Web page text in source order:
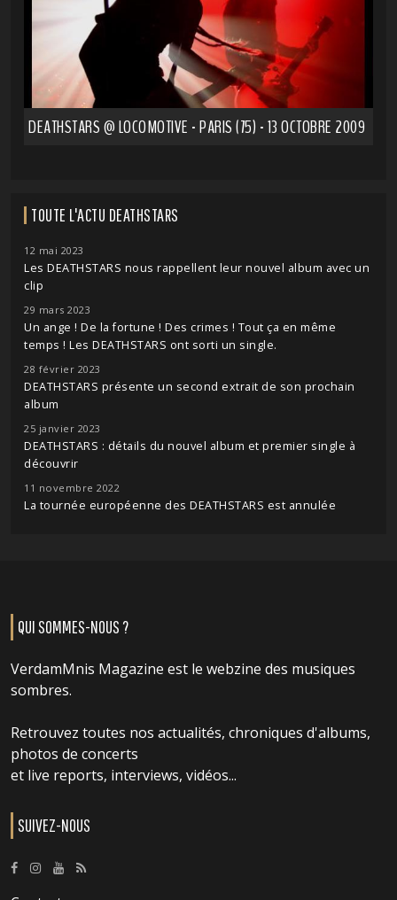
DEATHSTARS @ LOCOMOTIVE - PARIS (75) - 13 OCTOBRE 2009
TOUTE L'ACTU DEATHSTARS
12 mai 2023
Les DEATHSTARS nous rappellent leur nouvel album avec un
clip
29 mars 2023
Un ange ! De la fortune ! Des crimes ! Tout ça en même
temps ! Les DEATHSTARS ont sorti un single.
28 février 2023
DEATHSTARS présente un second extrait de son prochain
album
25 janvier 2023
DEATHSTARS : détails du nouvel album et premier single à
découvrir
11 novembre 2022
La tournée européenne des DEATHSTARS est annulée
QUI SOMMES-NOUS ?
VerdamMnis Magazine est le webzine des musiques
sombres.
Retrouvez toutes nos actualités, chroniques d'albums,
photos de concerts
et live reports, interviews, vidéos...
SUIVEZ-NOUS